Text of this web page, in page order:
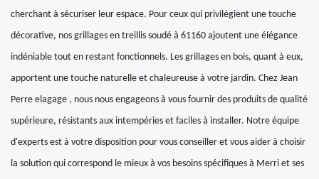
cherchant à sécuriser leur espace. Pour ceux qui privilégient une touche
décorative, nos grillages en treillis soudé à 61160 ajoutent une élégance
indéniable tout en restant fonctionnels. Les grillages en bois, quant à eux,
apportent une touche naturelle et chaleureuse à votre jardin. Chez Jean
Perre elagage , nous nous engageons à vous fournir des produits de qualité
supérieure, résistants aux intempéries et faciles à installer. Notre équipe
d'experts est à votre disposition pour vous conseiller et vous aider à choisir
la solution qui correspond le mieux à vos besoins spécifiques à Merri et ses